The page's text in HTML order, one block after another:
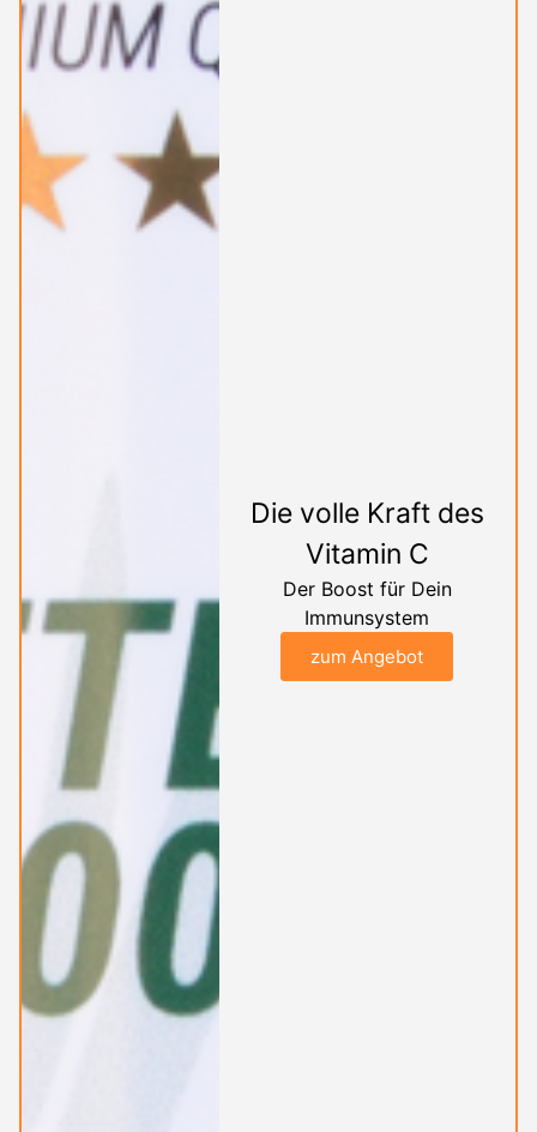
Die volle Kraft des
Vitamin C
Der Boost für Dein
Immunsystem
zum Angebot